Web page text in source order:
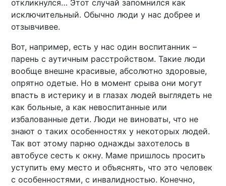
откликнулся… Этот случай запомнился как
исключительный. Обычно люди у нас добрее и
отзывчивее.
Вот, например, есть у нас один воспитанник –
парень с аутичным расстройством. Такие люди
вообще внешне красивые, абсолютно здоровые,
опрятно одетые. Но в момент срыва они могут
впасть в истерику и в глазах людей выглядеть не
как больные, а как невоспитанные или
избалованные дети. Люди не виноваты, что не
знают о таких особенностях у некоторых людей.
Так вот этому парню однажды захотелось в
автобусе сесть к окну. Маме пришлось просить
уступить ему место и объяснять, что это человек
с особенностями, с инвалидностью. Конечно,